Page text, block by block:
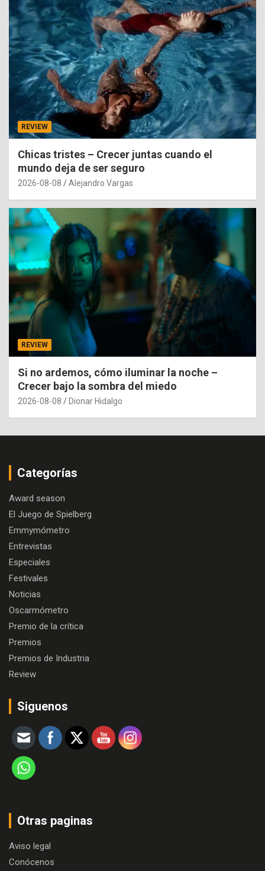
REVIEW
Chicas tristes – Crecer juntas cuando el
mundo deja de ser seguro
2026-08-08 Alejandro Vargas
REVIEW
Si no ardemos, cómo iluminar la noche –
Crecer bajo la sombra del miedo
2026-08-08 Dionar Hidalgo
Categorías
Award season
El Juego de Spielberg
Emmymómetro
Entrevistas
Especiales
Festivales
Noticias
Oscarmómetro
Premio de la crítica
Premios
Premios de Industria
Review
Siguenos
Otras paginas
Aviso legal
Conócenos